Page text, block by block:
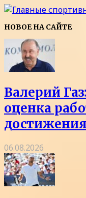
НОВОЕ НА САЙТЕ
Валерий
оценка
06.08.2026